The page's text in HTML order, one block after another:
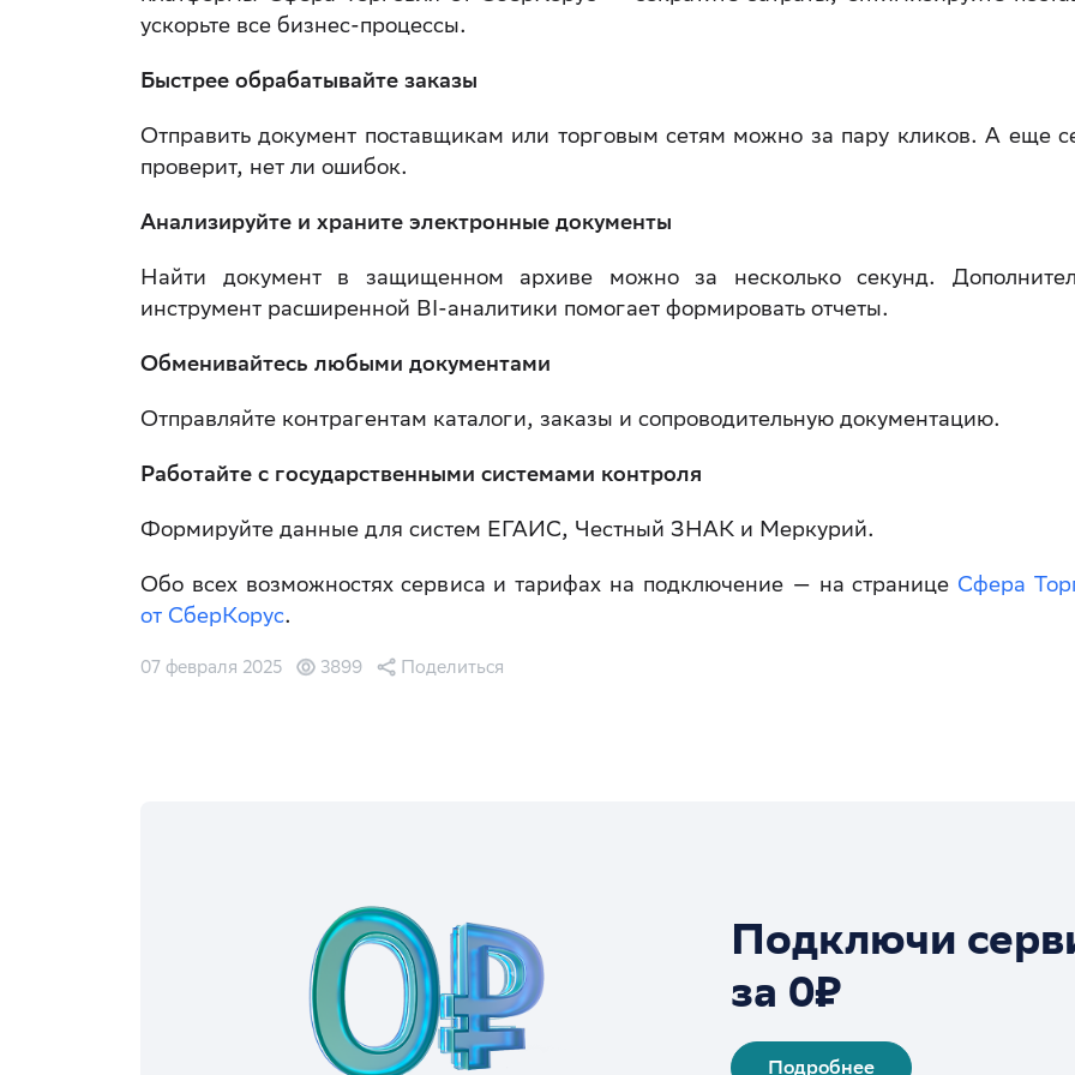
ускорьте все бизнес-процессы.
Быстрее обрабатывайте заказы
Отправить документ поставщикам или торговым сетям можно за пару кликов. А еще
проверит, нет ли ошибок.
Анализируйте и храните электронные документы
Найти документ в защищенном архиве можно за несколько секунд.
инструмент расширенной BI-аналитики помогает формировать отчеты.
Обменивайтесь любыми документами
Отправляйте контрагентам каталоги, заказы и сопроводительную документацию.
Работайте с государственными системами контроля
Формируйте данные для систем ЕГАИС, Честный ЗНАК и Меркурий.
Обо всех возможностях сервиса и тарифах на подключение — на странице Сфера
от СберКорус.
07 февраля 2025 3899 Поделиться
Подключи
за 0₽
Подробнее